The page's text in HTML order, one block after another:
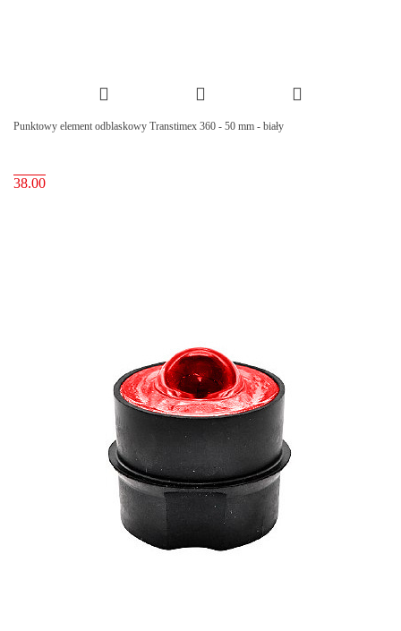
Punktowy element odblaskowy Transtimex 360 - 50 mm - biały
38.00